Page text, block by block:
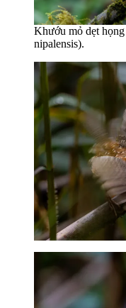
Khướu mỏ dẹt
nipalensis).